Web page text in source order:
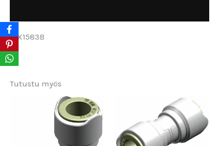
WX1583B
Tutustu myös